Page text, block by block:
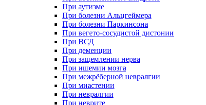
При аутизме
При болезни Альцгеймера
При болезни Паркинсона
При вегето-сосудистой дистонии
При ВСД
При деменции
При защемлении нерва
При ишемии мозга
При межрёберной невралгии
При миастении
При невралгии
При неврите